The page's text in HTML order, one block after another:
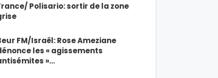
Polisario: sortir de la zone
FM/Israël: Rose Ameziane
les « agissements
»…